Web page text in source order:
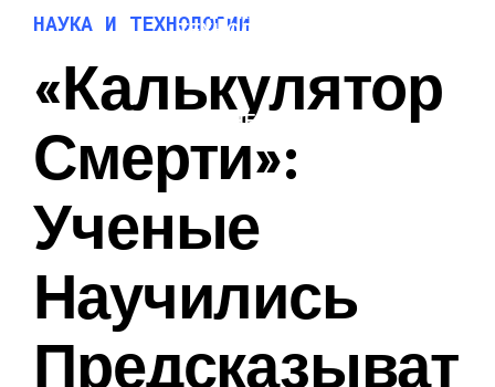
НАУКА И
ТЕХНОЛОГИИ
БИЗНЕС И
НАУКА И ТЕХНОЛОГИИ
«Калькулятор
Смерти»:
Ученые
Научились
Предсказыват